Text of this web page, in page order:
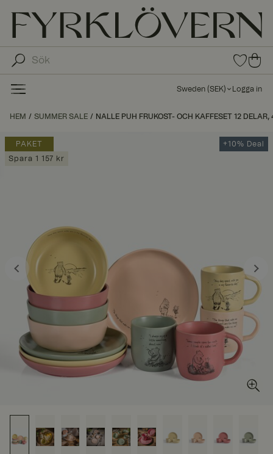
0
arti
i
ista
0
arti
kla
ku
va
gn
Sweden (SEK) Logga in
HEM SUMMER SALE NALLE PUH FRUKOST- OCH KAFFESET 12 DELAR,
PAKET
Spara 1 157 kr
+10% Deal